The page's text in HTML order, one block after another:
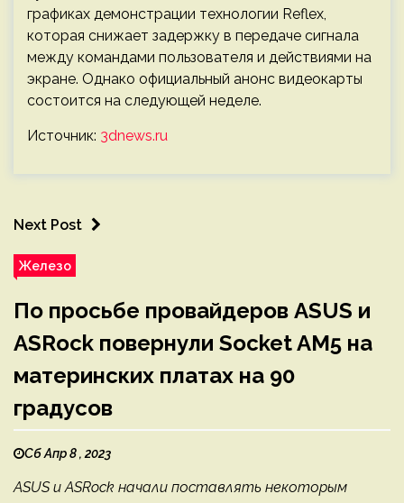
графиках демонстрации технологии Reflex,
которая снижает задержку в передаче сигнала
между командами пользователя и действиями на
экране. Однако официальный анонс видеокарты
состоится на следующей неделе.
Источник: 3dnews.ru
Next Post
Железо
По просьбе провайдеров ASUS и
ASRock повернули Socket AM5 на
материнских платах на 90
градусов
Сб Апр 8 , 2023
ASUS и ASRock начали поставлять некоторым